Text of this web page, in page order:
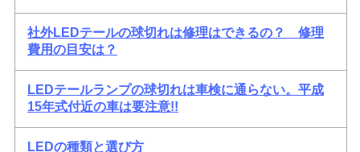
社外LEDテールの球切れは修理はできるの？ 修理
費用の目安は？
LEDテールランプの球切れは車検に通らない。平成
15年式付近の車は要注意!!
LEDの種類と選び方